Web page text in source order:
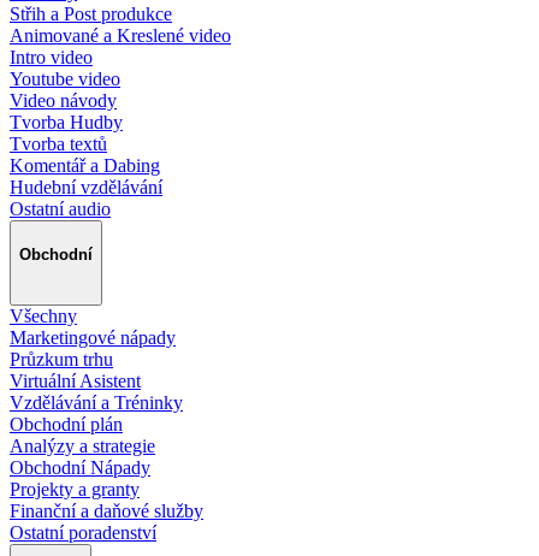
Střih a Post produkce
Animované a Kreslené video
Intro video
Youtube video
Video návody
Tvorba Hudby
Tvorba textů
Komentář a Dabing
Hudební vzdělávání
Ostatní audio
Obchodní
Všechny
Marketingové nápady
Průzkum trhu
Virtuální Asistent
Vzdělávání a Tréninky
Obchodní plán
Analýzy a strategie
Obchodní Nápady
Projekty a granty
Finanční a daňové služby
Ostatní poradenství